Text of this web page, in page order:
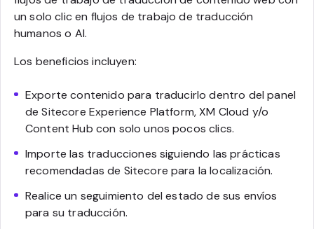
un solo clic en flujos de trabajo de traducción
humanos o AI.
Los beneficios incluyen:
Exporte contenido para traducirlo dentro del panel
de Sitecore Experience Platform, XM Cloud y/o
Content Hub con solo unos pocos clics.
Importe las traducciones siguiendo las prácticas
recomendadas de Sitecore para la localización.
Realice un seguimiento del estado de sus envíos
para su traducción.